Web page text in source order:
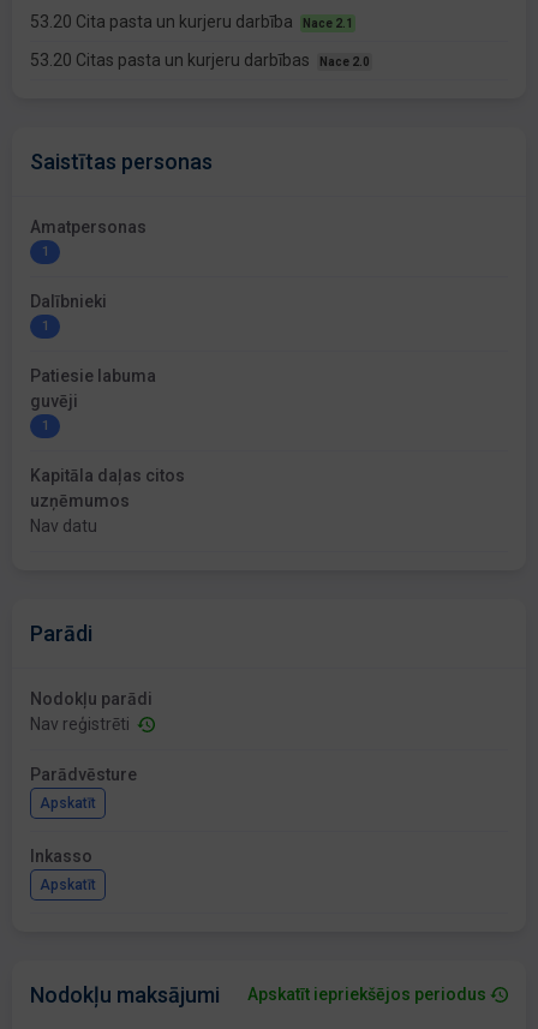
53.20 Cita pasta un kurjeru darbība Nace 2.1
53.20 Citas pasta un kurjeru darbības Nace 2.0
Saistītas personas
Amatpersonas
1
Dalībnieki
1
Patiesie labuma
guvēji
1
Kapitāla daļas citos
uzņēmumos
Nav datu
Parādi
Nodokļu parādi
Nav reģistrēti
Parādvēsture
Apskatīt
Inkasso
Apskatīt
Nodokļu maksājumi Apskatīt iepriekšējos periodus